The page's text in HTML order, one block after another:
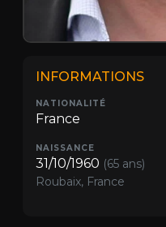
INFORMATIONS
NATIONALITÉ
France
NAISSANCE
31/10/1960 (65 ans)
Roubaix, France